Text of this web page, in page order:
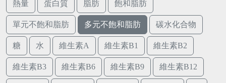
熱量 蛋白質 脂肪 飽和脂肪
單元不飽和脂肪 多元不飽和脂肪 碳水化合物
糖 水 維生素A 維生素B1 維生素B2
維生素B3 維生素B6 維生素B9 維生素B12